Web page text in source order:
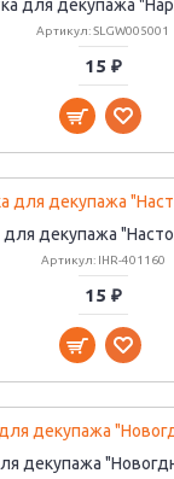
для декупажа
Артикул: SLGW005001
15 ₽
декупажа
Артикул: IHR-401160
15 ₽
декупажа